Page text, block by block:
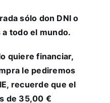
sólo don DNI o
a todo el mundo.
quiere financiar,
le pediremos
recuerde que el
de 35,00 €